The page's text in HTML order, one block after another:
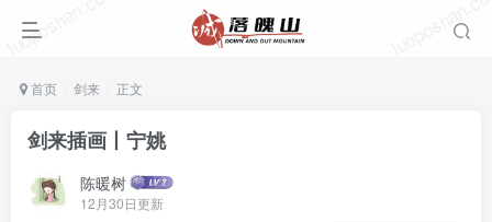
首页 剑来 正文
剑来插画丨宁姚
陈暖树
12月30日更新
luoposhan.com